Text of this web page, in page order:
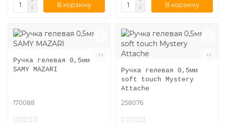
В корзину В корзину
Ручка гелевая 0,5мм
SAMY MAZARI
170088
Ручка гелевая 0,5мм
soft touch Mystery
Attache
258076